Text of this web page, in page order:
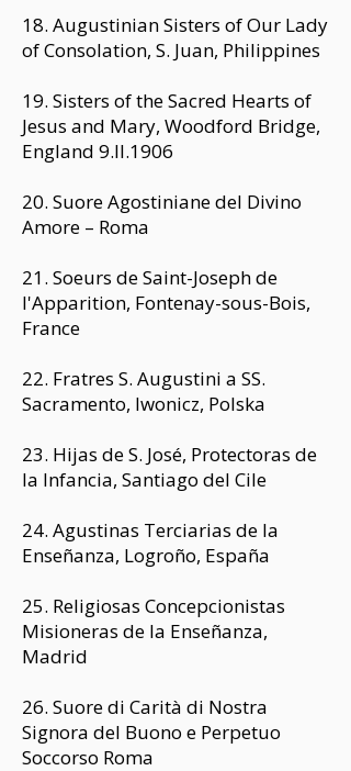
18. Augustinian Sisters of Our Lady
of Consolation, S. Juan, Philippines
19. Sisters of the Sacred Hearts of
Jesus and Mary, Woodford Bridge,
England 9.II.1906
20. Suore Agostiniane del Divino
Amore – Roma
21. Soeurs de Saint-Joseph de
l'Apparition, Fontenay-sous-Bois,
France
22. Fratres S. Augustini a SS.
Sacramento, Iwonicz, Polska
23. Hijas de S. José, Protectoras de
la Infancia, Santiago del Cile
24. Agustinas Terciarias de la
Enseñanza, Logroño, España
25. Religiosas Concepcionistas
Misioneras de la Enseñanza,
Madrid
26. Suore di Carità di Nostra
Signora del Buono e Perpetuo
Soccorso Roma